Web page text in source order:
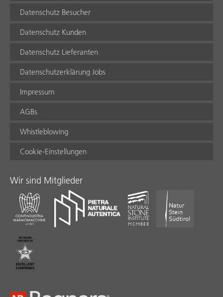
Datenschutz Besucher
Datenschutz Kunden
Datenschutz Lieferanten
Datenschutzerklärung Jobs
Impressum
AGBs
Whistleblowing
Cookie-Einstellungen
Wir sind Mitglieder